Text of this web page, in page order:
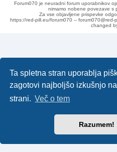
Ta spletna stran uporablja
zagotovi najboljšo izkušnjo
strani. Več o tem
Razumem!
Forum070 je neuradni forum uporabnikov
nimamo nobene povezave s
Za vse objavljene prispevke
https://red-pill.eu/forum070 --
changed